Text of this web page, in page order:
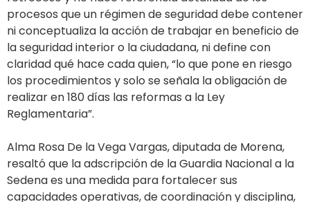
procesos que un régimen de seguridad debe contener
ni conceptualiza la acción de trabajar en beneficio de
la seguridad interior o la ciudadana, ni define con
claridad qué hace cada quien, “lo que pone en riesgo
los procedimientos y solo se señala la obligación de
realizar en 180 días las reformas a la Ley
Reglamentaria”.
Alma Rosa De la Vega Vargas, diputada de Morena,
resaltó que la adscripción de la Guardia Nacional a la
Sedena es una medida para fortalecer sus
capacidades operativas, de coordinación y disciplina,